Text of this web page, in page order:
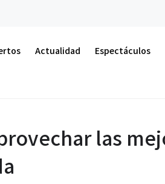
Actualidad Espectáculos
las